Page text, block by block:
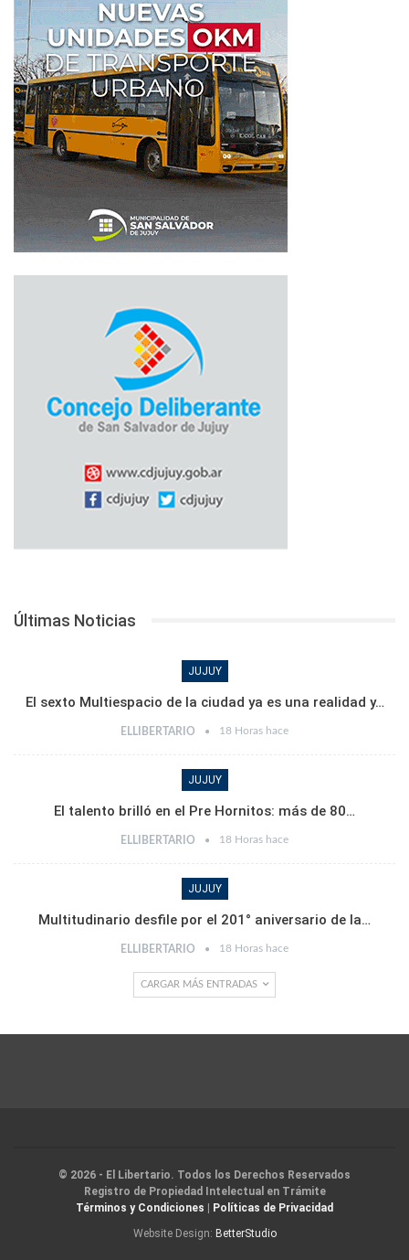
Últimas Noticias
JUJUY
El sexto Multiespacio de la ciudad ya es una realidad y…
ELLIBERTARIO 18 Horas hace
JUJUY
El talento brilló en el Pre Hornitos: más de 80…
ELLIBERTARIO 18 Horas hace
JUJUY
Multitudinario desfile por el 201° aniversario de la…
ELLIBERTARIO 18 Horas hace
CARGAR MÁS ENTRADAS
© 2026 - El Libertario. Todos los Derechos Reservados
Registro de Propiedad Intelectual en Trámite
Términos y Condiciones | Políticas de Privacidad
Website Design: BetterStudio